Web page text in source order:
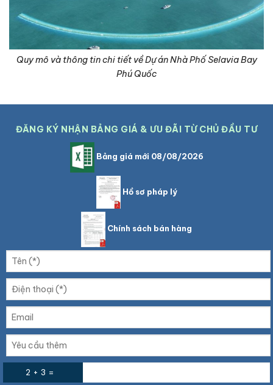
Quy mô và thông tin chi tiết về Dự án Nhà Phố Selavia Bay
Phú Quốc
ĐĂNG KÝ NHẬN BẢNG GIÁ & ƯU ĐÃI TỪ CHỦ ĐẦU TƯ
Bảng giá mới 08/08/2026
Hồ sơ pháp lý
Chính sách bán hàng
2 + 3 =